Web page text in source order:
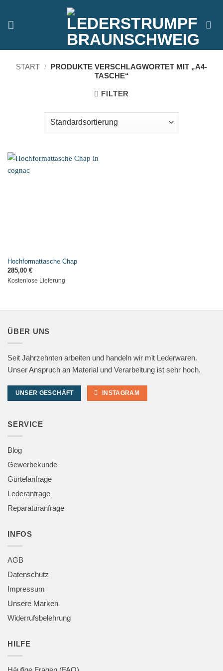
springen
START / PRODUKTE VERSCHLAGWORTET MIT „A4-
TASCHE“
FILTER
Hochformattasche Chap
285,00 €
Kostenlose Lieferung
ÜBER UNS
Seit Jahrzehnten arbeiten und handeln wir mit Lederwaren.
Unser Anspruch an Material und Verarbeitung ist sehr hoch.
UNSER GESCHÄFT INSTAGRAM
SERVICE
Blog
Gewerbekunde
Gürtelanfrage
Lederanfrage
Reparaturanfrage
INFOS
AGB
Datenschutz
Impressum
Unsere Marken
Widerrufsbelehrung
HILFE